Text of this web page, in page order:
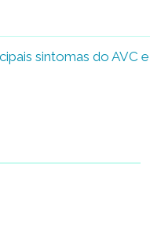
sintomas do AVC